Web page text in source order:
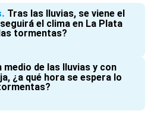
Tras las lluvias, se viene el
el clima en La Plata
tormentas?
medio de las lluvias y con
¿a qué hora se espera lo